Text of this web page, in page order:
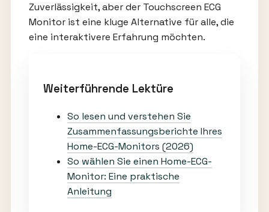
Zuverlässigkeit, aber der Touchscreen ECG
Monitor ist eine kluge Alternative für alle, die
eine interaktivere Erfahrung möchten.
Weiterführende Lektüre
So lesen und verstehen Sie
Zusammenfassungsberichte Ihres
Home-ECG-Monitors (2026)
So wählen Sie einen Home-ECG-
Monitor: Eine praktische
Anleitung